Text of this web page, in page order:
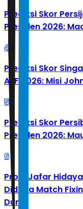
Prediksi Skor
Presiden 2026:
4
Prediksi Skor
AFF 2026: Misi
5
Prediksi Skor
Presiden 2026:
6
Profil Jafar
Diduga Match
Dunia